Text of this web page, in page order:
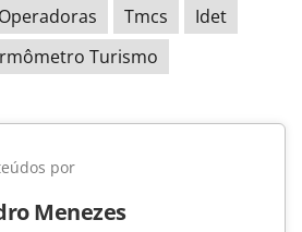
Operadoras Tmcs
Idet
Turismo
por
Menezes